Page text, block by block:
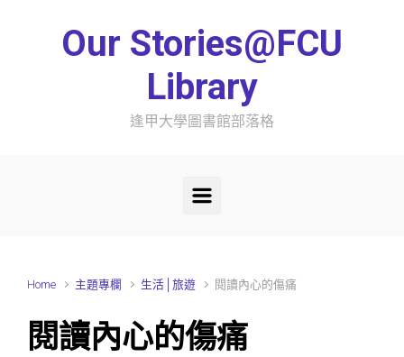
Our Stories@FCU
Library
逢甲大學圖書館部落格
Home 主題專欄 生活│旅遊 閱讀內心的傷痛
閱讀內心的傷痛